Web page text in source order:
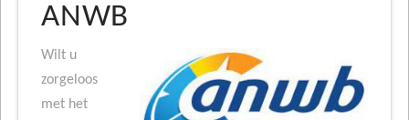
ANWB
Wilt u
zorgeloos
met het